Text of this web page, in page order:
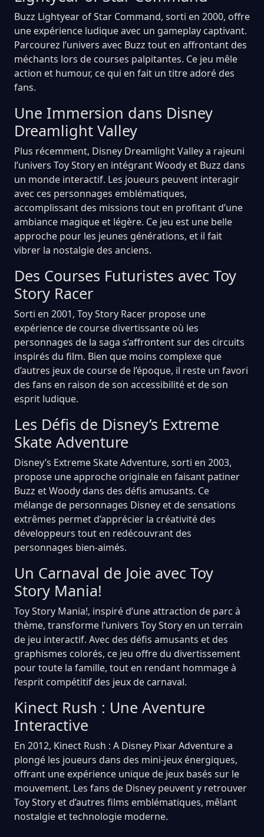
Buzz Lightyear of Star Command, sorti en 2000, offre
une expérience ludique avec un gameplay captivant.
Parcourez l’univers avec Buzz tout en affrontant des
méchants lors de courses palpitantes. Ce jeu mêle
action et humour, ce qui en fait un titre adoré des
fans.
Une Immersion dans Disney
Dreamlight Valley
Plus récemment, Disney Dreamlight Valley a rajeuni
l’univers Toy Story en intégrant Woody et Buzz dans
un monde interactif. Les joueurs peuvent interagir
avec ces personnages emblématiques,
accomplissant des missions tout en profitant d’une
ambiance magique et légère. Ce jeu est une belle
approche pour les jeunes générations, et il fait
vibrer la nostalgie des anciens.
Des Courses Futuristes avec Toy
Story Racer
Sorti en 2001, Toy Story Racer propose une
expérience de course divertissante où les
personnages de la saga s’affrontent sur des circuits
inspirés du film. Bien que moins complexe que
d’autres jeux de course de l’époque, il reste un favori
des fans en raison de son accessibilité et de son
esprit ludique.
Les Défis de Disney’s Extreme
Skate Adventure
Disney’s Extreme Skate Adventure, sorti en 2003,
propose une approche originale en faisant patiner
Buzz et Woody dans des défis amusants. Ce
mélange de personnages Disney et de sensations
extrêmes permet d’apprécier la créativité des
développeurs tout en redécouvrant des
personnages bien-aimés.
Un Carnaval de Joie avec Toy
Story Mania!
Toy Story Mania!, inspiré d’une attraction de parc à
thème, transforme l’univers Toy Story en un terrain
de jeu interactif. Avec des défis amusants et des
graphismes colorés, ce jeu offre du divertissement
pour toute la famille, tout en rendant hommage à
l’esprit compétitif des jeux de carnaval.
Kinect Rush : Une Aventure
Interactive
En 2012, Kinect Rush : A Disney Pixar Adventure a
plongé les joueurs dans des mini-jeux énergiques,
offrant une expérience unique de jeux basés sur le
mouvement. Les fans de Disney peuvent y retrouver
Toy Story et d’autres films emblématiques, mêlant
nostalgie et technologie moderne.